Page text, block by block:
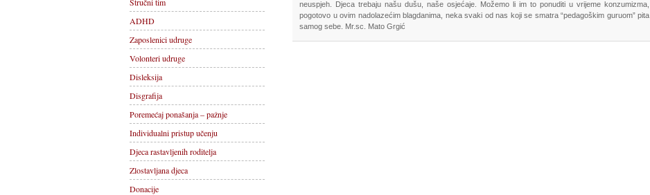
neuspjeh. Djeca trebaju našu dušu, naše osjećaje. Možemo li im to ponuditi u vrijeme konzumizma,
pogotovo u ovim nadolazećim blagdanima, neka svaki od nas koji se smatra “pedagoškim guruom” pita
samog sebe. Mr.sc. Mato Grgić
ADHD
Zaposlenici udruge
Volonteri udruge
Disleksija
Disgrafija
Poremećaj ponašanja – pažnje
Individualni pristup učenju
Djeca rastavljenih roditelja
Zlostavljana djeca
Donacije